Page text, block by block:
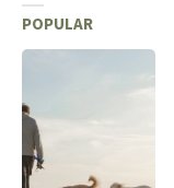
POPULAR